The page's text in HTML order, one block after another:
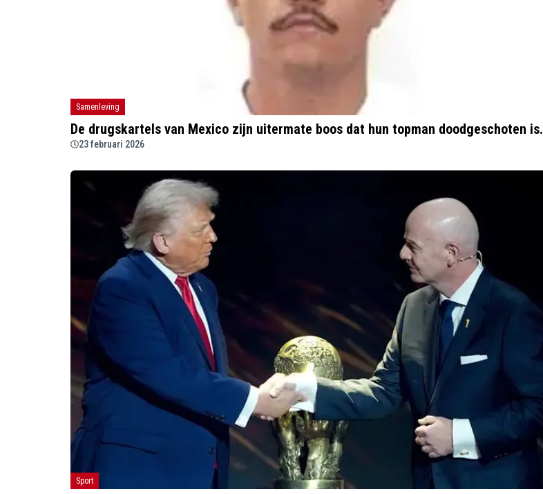
Samenleving
De drugskartels van Mexico zijn uitermate boos dat hun topman doodgeschoten is.
23 februari 2026
Sport